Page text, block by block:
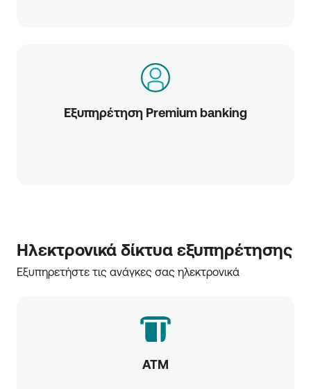
Εξυπηρέτηση Premium banking
Ηλεκτρονικά δίκτυα εξυπηρέτησης
Εξυπηρετήστε τις ανάγκες σας ηλεκτρονικά
ATM